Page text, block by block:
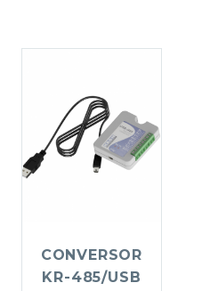
CONVERSOR
KR-485/USB